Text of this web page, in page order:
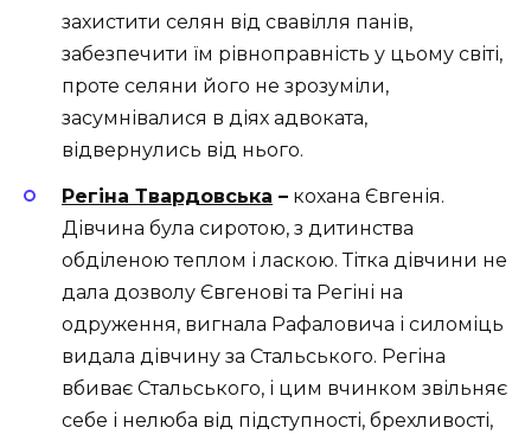
захистити селян від свавілля панів,
забезпечити їм рівноправність у цьому світі,
проте селяни його не зрозуміли,
засумнівалися в діях адвоката,
відвернулись від нього.
Регіна Твардовська – кохана Євгенія.
Дівчина була сиротою, з дитинства
обділеною теплом і ласкою. Тітка дівчини не
дала дозволу Євгенові та Регіні на
одруження, вигнала Рафаловича і силоміць
видала дівчину за Стальського. Регіна
вбиває Стальського, і цим вчинком звільняє
себе і нелюба від підступності, брехливості,